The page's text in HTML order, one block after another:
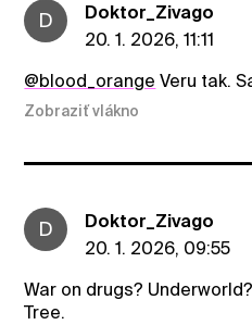
D
Doktor_Zivago
20. 1. 2026, 11:11
@blood_orange Veru tak.
Zobraziť vlákno
D
Doktor_Zivago
20. 1. 2026, 09:55
War on drugs?
Tree.